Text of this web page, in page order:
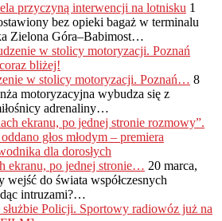
przyczyną interwencji na lotnisku 1
bez opieki bagaż w terminalu
Zielona Góra–Babimost…
w stolicy motoryzacji. Poznań… 8
motoryzacyjna wybudza się z
adrenaliny…
ekranu, po jednej stronie… 20 marca,
wejść do świata współczesnych
intruzami?…